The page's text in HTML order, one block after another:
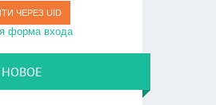
ЧЕРЕЗ UID
форма входа
НОВОЕ